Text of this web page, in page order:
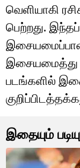
வெளியாகி
பெற்றது.
இசையமைத்து
படங்களில்
இதையும்